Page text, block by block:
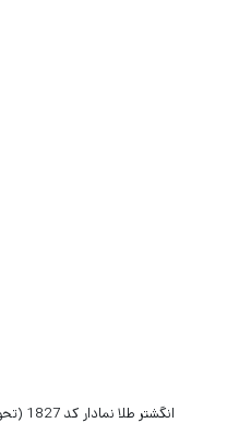
انگشتر طلا نمادار کد 1827 (تحویل درب گالری)